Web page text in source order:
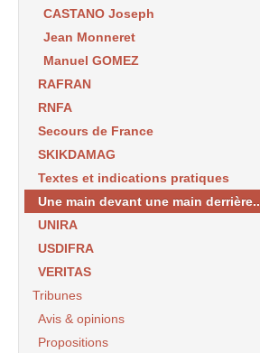
CASTANO Joseph
Jean Monneret
Manuel GOMEZ
RAFRAN
RNFA
Secours de France
SKIKDAMAG
Textes et indications pratiques
Une main devant une main derrière..
UNIRA
USDIFRA
VERITAS
Tribunes
Avis & opinions
Propositions